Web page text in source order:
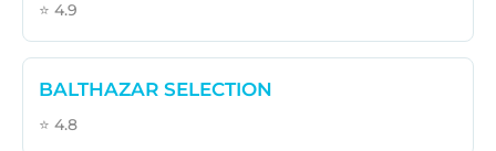
⭐ 4.9
BALTHAZAR SELECTION
⭐ 4.8